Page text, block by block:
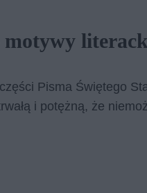
motywy
Pisma Świętego
i potężną, że